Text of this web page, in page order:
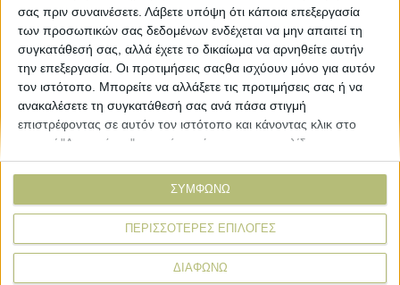
σας πριν συναινέσετε. Λάβετε υπόψη ότι κάποια επεξεργασία
των προσωπικών σας δεδομένων ενδέχεται να μην απαιτεί τη
συγκατάθεσή σας, αλλά έχετε το δικαίωμα να αρνηθείτε αυτήν
την επεξεργασία. Οι προτιμήσεις σαςθα ισχύουν μόνο για αυτόν
τον ιστότοπο. Μπορείτε να αλλάξετε τις προτιμήσεις σας ή να
ανακαλέσετε τη συγκατάθεσή σας ανά πάσα στιγμή
επιστρέφοντας σε αυτόν τον ιστότοπο και κάνοντας κλικ στο
κουμπί "Απορρήτου" στο κάτω μέρος της ιστοσελίδας.
ΠΕΡΙΣΣΟΤΕΡΕΣ ΕΠΙΛΟΓΕΣ
ΔΙΑΦΩΝΩ
ΣΥΜΦΩΝΩ
Explore
Εμπορεύματα
Τεχνολογία
Προιόντα
Special Reports
About
Εταιρική ταυτότητα
Ιστορική αναδρομή
Agrenda Ηλεκτρονικά
Επικοινωνία
Δελτία Τύπου
More
Συνδρομές
Αγγελίες